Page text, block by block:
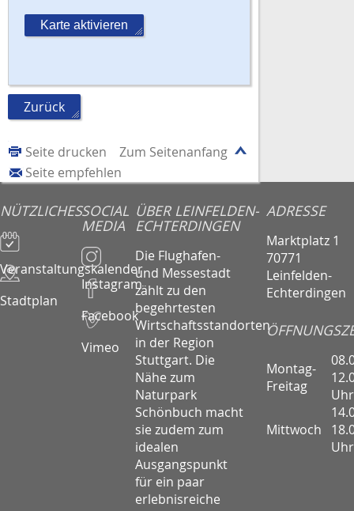
Karte aktivieren
Zurück
Zum Seitenanfang
Seite drucken
Seite empfehlen
NÜTZLICHES
Veranstaltungskalender
Stadtplan
SOCIAL
MEDIA
Instagram
Facebook
Vimeo
ÜBER LEINFELDEN-
ECHTERDINGEN
Die Flughafen-
und Messestadt
zählt zu den
begehrtesten
Wirtschaftsstandorten
in der Region
Stuttgart. Die
Nähe zum
Naturpark
Schönbuch macht
sie zudem zum
idealen
Ausgangspunkt
für ein paar
erlebnisreiche
ADRESSE
Marktplatz 1
70771
Leinfelden-
Echterdingen
Montag-
Freitag
Uhr
Mittwoch
Uhr